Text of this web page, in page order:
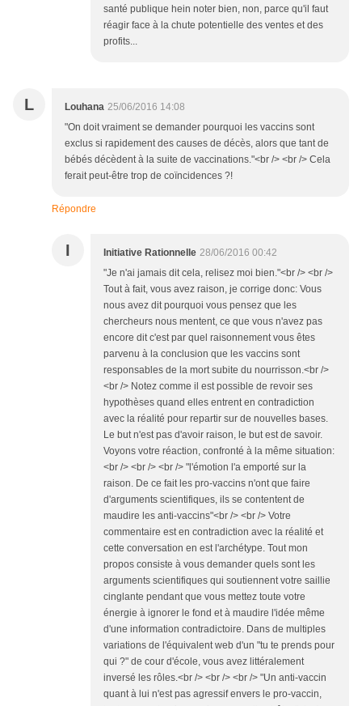
santé publique hein noter bien, non, parce qu'il faut
réagir face à la chute potentielle des ventes et des
profits...
L Louhana 25/06/2016 14:08
"On doit vraiment se demander pourquoi les vaccins sont
exclus si rapidement des causes de décès, alors que tant de
bébés décèdent à la suite de vaccinations."<br /> <br /> Cela
ferait peut-être trop de coïncidences ?!
Répondre
I Initiative Rationnelle 28/06/2016 00:42
"Je n'ai jamais dit cela, relisez moi bien."<br /> <br />
Tout à fait, vous avez raison, je corrige donc: Vous
nous avez dit pourquoi vous pensez que les
chercheurs nous mentent, ce que vous n'avez pas
encore dit c'est par quel raisonnement vous êtes
parvenu à la conclusion que les vaccins sont
responsables de la mort subite du nourrisson.<br />
<br /> Notez comme il est possible de revoir ses
hypothèses quand elles entrent en contradiction
avec la réalité pour repartir sur de nouvelles bases.
Le but n'est pas d'avoir raison, le but est de savoir.
Voyons votre réaction, confronté à la même situation:
<br /> <br /> <br /> "l'émotion l'a emporté sur la
raison. De ce fait les pro-vaccins n'ont que faire
d'arguments scientifiques, ils se contentent de
maudire les anti-vaccins"<br /> <br /> Votre
commentaire est en contradiction avec la réalité et
cette conversation en est l'archétype. Tout mon
propos consiste à vous demander quels sont les
arguments scientifiques qui soutiennent votre saillie
cinglante pendant que vous mettez toute votre
énergie à ignorer le fond et à maudire l'idée même
d'une information contradictoire. Dans de multiples
variations de l'équivalent web d'un "tu te prends pour
qui ?" de cour d'école, vous avez littéralement
inversé les rôles.<br /> <br /> <br /> "Un anti-vaccin
quant à lui n'est pas agressif envers le pro-vaccin,